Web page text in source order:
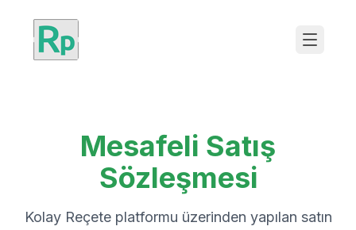
Mesafeli Satış
Sözleşmesi
Kolay Reçete platformu üzerinden yapılan satın